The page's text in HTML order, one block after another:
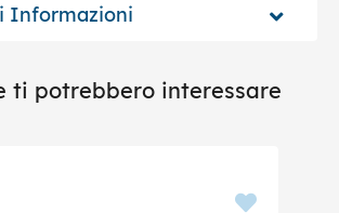
Informazioni
ti potrebbero interessare